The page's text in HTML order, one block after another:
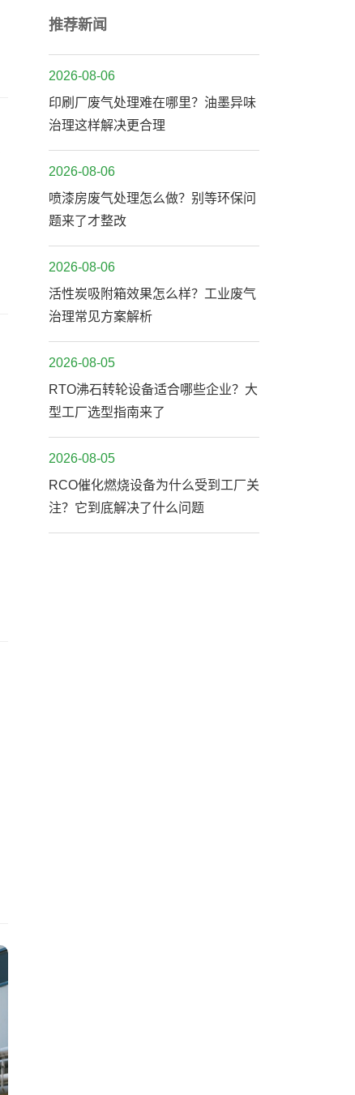
推荐新闻
2026-08-06
印刷厂废气处理难在哪里？油墨异味
治理这样解决更合理
2026-08-06
喷漆房废气处理怎么做？别等环保问
题来了才整改
2026-08-06
活性炭吸附箱效果怎么样？工业废气
治理常见方案解析
2026-08-05
RTO沸石转轮设备适合哪些企业？大
型工厂选型指南来了
2026-08-05
RCO催化燃烧设备为什么受到工厂关
注？它到底解决了什么问题